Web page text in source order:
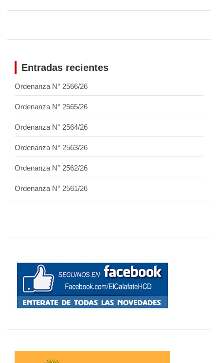
Entradas recientes
Ordenanza N° 2566/26
Ordenanza N° 2565/26
Ordenanza N° 2564/26
Ordenanza N° 2563/26
Ordenanza N° 2562/26
Ordenanza N° 2561/26